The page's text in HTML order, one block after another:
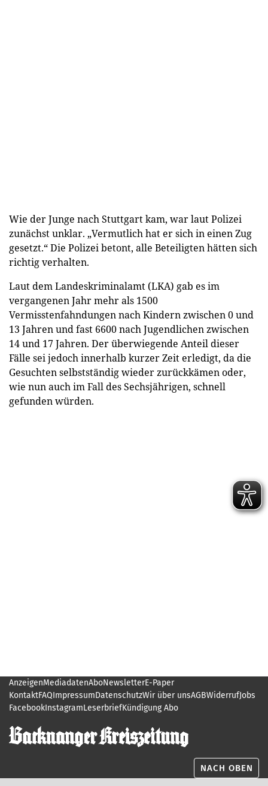
Wie der Junge nach Stuttgart kam, war laut Polizei
zunächst unklar. „Vermutlich hat er sich in einen Zug
gesetzt.“ Die Polizei betont, alle Beteiligten hätten sich
richtig verhalten.
Laut dem Landeskriminalamt (LKA) gab es im
vergangenen Jahr mehr als 1500
Vermisstenfahndungen nach Kindern zwischen 0 und
13 Jahren und fast 6600 nach Jugendlichen zwischen
14 und 17 Jahren. Der überwiegende Anteil dieser
Fälle sei jedoch innerhalb kurzer Zeit erledigt, da die
Gesuchten selbstständig wieder zurückkämen oder,
wie nun auch im Fall des Sechsjährigen, schnell
gefunden würden.
AnzeigenMediadatenAboNewsletterE-Paper
KontaktFAQImpressumDatenschutzWir über unsAGBWiderrufJobs
FacebookInstagramLeserbriefKündigung Abo
NACH OBEN